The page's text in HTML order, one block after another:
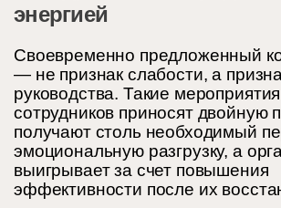
энергией
Своевременно предложенный
— не признак слабости, а
руководства. Такие
сотрудников приносят двойную
получают столь необходимый
эмоциональную разгрузку, а
выигрывает за счет повышения
эффективности после их